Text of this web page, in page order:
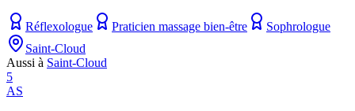
Réflexologue Praticien massage bien-être
Sophrologue
Saint-Cloud
Aussi à Saint-Cloud
5
AS